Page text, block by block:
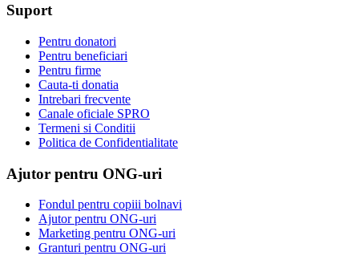
Suport
Pentru donatori
Pentru beneficiari
Pentru firme
Cauta-ti donatia
Intrebari frecvente
Canale oficiale SPRO
Termeni si Conditii
Politica de Confidentialitate
Ajutor pentru ONG-uri
Fondul pentru copiii bolnavi
Ajutor pentru ONG-uri
Marketing pentru ONG-uri
Granturi pentru ONG-uri